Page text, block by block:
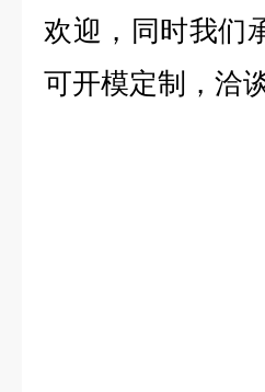
欢迎，同时我们
可开模定制，洽谈